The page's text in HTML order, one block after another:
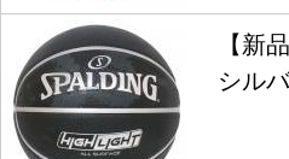
【新
シル